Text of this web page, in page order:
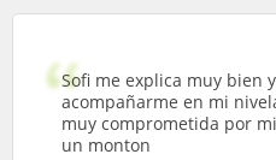
Sofi me explica muy bien
acompañarme en mi
muy comprometida por
un monton